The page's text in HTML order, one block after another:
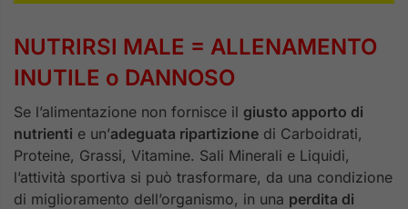
NUTRIRSI MALE = ALLENAMENTO
INUTILE o DANNOSO
Se l’alimentazione non fornisce il giusto apporto di
nutrienti e un’adeguata ripartizione di Carboidrati,
Proteine, Grassi, Vitamine. Sali Minerali e Liquidi,
l’attività sportiva si può trasformare, da una condizione
di miglioramento dell’organismo, in una perdita di